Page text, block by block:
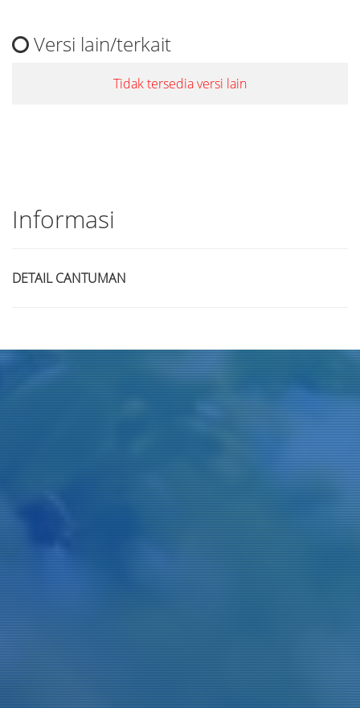
Versi lain/terkait
Tidak tersedia versi lain
Informasi
DETAIL CANTUMAN
Subjek
ISBN/ISSN
Tipe Koleksi
Lokasi
GMD